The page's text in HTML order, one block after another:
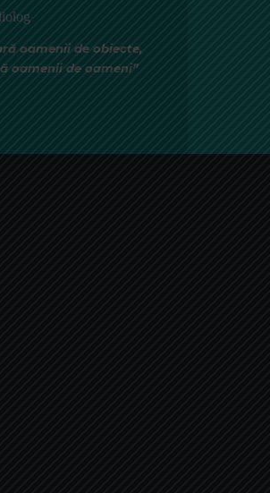
oamenii de obiecte,
oamenii de oameni”